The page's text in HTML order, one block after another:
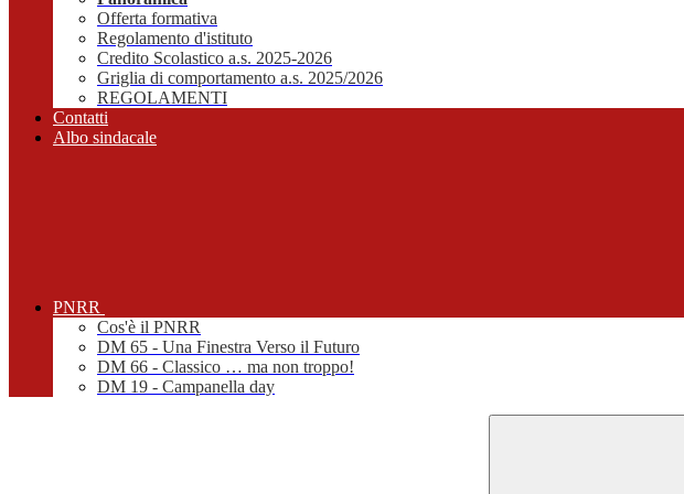
Offerta formativa
Regolamento d'istituto
Credito Scolastico a.s. 2025-2026
Griglia di comportamento a.s. 2025/2026
REGOLAMENTI
Contatti
Albo sindacale
PNRR
Cos'è il PNRR
DM 65 - Una Finestra Verso il Futuro
DM 66 - Classico … ma non troppo!
DM 19 - Campanella day